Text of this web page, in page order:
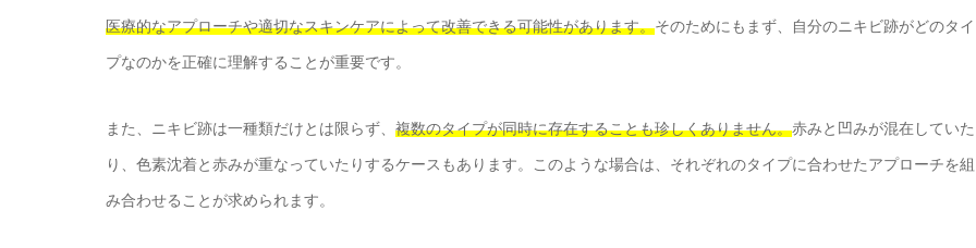
医療的なアプローチや適切なスキンケアによって改善できる可能性があります。そのためにもまず、自分のニキビ跡がどのタイ
プなのかを正確に理解することが重要です。
また、ニキビ跡は一種類だけとは限らず、 複数のタイプが同時に存在することも珍しくありません。赤みと凹みが混在していた
り、色素沈着と赤みが重なっていたりするケースもあります。このような場合は、それぞれのタイプに合わせたアプローチを組
み合わせることが求められます。